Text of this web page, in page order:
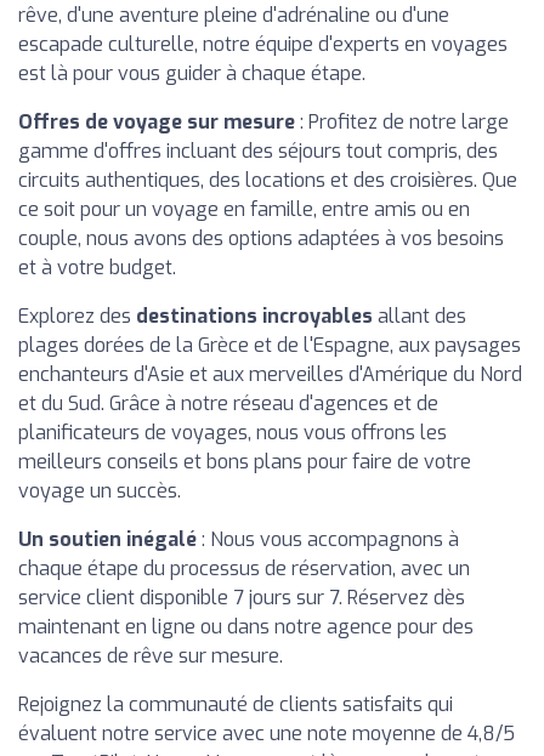
rêve, d'une aventure pleine d'adrénaline ou d'une
escapade culturelle, notre équipe d'experts en voyages
est là pour vous guider à chaque étape.
Offres de voyage sur mesure: Profitez de notre large
gamme d'offres incluant des séjours tout compris, des
circuits authentiques, des locations et des croisières. Que
ce soit pour un voyage en famille, entre amis ou en
couple, nous avons des options adaptées à vos besoins
et à votre budget.
Explorez des destinations incroyables allant des
plages dorées de la Grèce et de l'Espagne, aux paysages
enchanteurs d'Asie et aux merveilles d'Amérique du Nord
et du Sud. Grâce à notre réseau d'agences et de
planificateurs de voyages, nous vous offrons les
meilleurs conseils et bons plans pour faire de votre
voyage un succès.
Un soutien inégalé: Nous vous accompagnons à
chaque étape du processus de réservation, avec un
service client disponible 7 jours sur 7. Réservez dès
maintenant en ligne ou dans notre agence pour des
vacances de rêve sur mesure.
Rejoignez la communauté de clients satisfaits qui
évaluent notre service avec une note moyenne de 4,8/5